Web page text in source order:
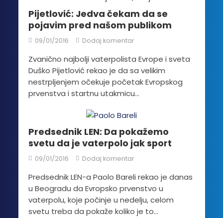
Pijetlović: Jedva čekam da se
pojavim pred našom publikom
09/01/2016 Dodaj komentar
Zvanično najbolji vaterpolista Evrope i sveta
Duško Pijetlović rekao je da sa velikim
nestrpljenjem očekuje početak Evropskog
prvenstva i startnu utakmicu...
Predsednik LEN: Da pokažemo
svetu da je vaterpolo jak sport
09/01/2016 Dodaj komentar
Predsednik LEN-a Paolo Bareli rekao je danas
u Beogradu da Evropsko prvenstvo u
vaterpolu, koje počinje u nedelju, celom
svetu treba da pokaže koliko je to...